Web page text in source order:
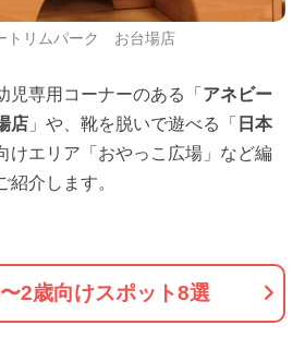
トリムパーク お台場店
児専用コーナーのある「 アネビー
店」や、靴を脱いで遊べる「 日本
けエリア「おやっこ広場」など編
介します。
2歳向けスポット8選